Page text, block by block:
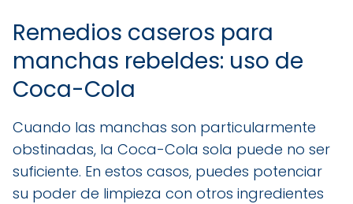
Remedios caseros para
manchas rebeldes: uso de
Coca-Cola
Cuando las manchas son particularmente
obstinadas, la Coca-Cola sola puede no ser
suficiente. En estos casos, puedes potenciar
su poder de limpieza con otros ingredientes